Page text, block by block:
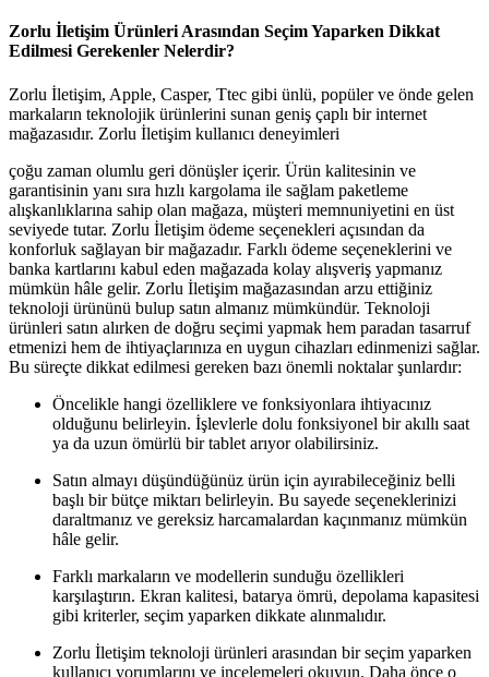
Zorlu İletişim Ürünleri Arasından Seçim Yaparken Dikkat
Edilmesi Gerekenler Nelerdir?
Zorlu İletişim, Apple, Casper, Ttec gibi ünlü, popüler ve önde gelen
markaların teknolojik ürünlerini sunan geniş çaplı bir internet
mağazasıdır. Zorlu İletişim kullanıcı deneyimleri
çoğu zaman olumlu geri dönüşler içerir. Ürün kalitesinin ve
garantisinin yanı sıra hızlı kargolama ile sağlam paketleme
alışkanlıklarına sahip olan mağaza, müşteri memnuniyetini en üst
seviyede tutar. Zorlu İletişim ödeme seçenekleri açısından da
konforluk sağlayan bir mağazadır. Farklı ödeme seçeneklerini ve
banka kartlarını kabul eden mağazada kolay alışveriş yapmanız
mümkün hâle gelir. Zorlu İletişim mağazasından arzu ettiğiniz
teknoloji ürününü bulup satın almanız mümkündür. Teknoloji
ürünleri satın alırken de doğru seçimi yapmak hem paradan tasarruf
etmenizi hem de ihtiyaçlarınıza en uygun cihazları edinmenizi sağlar.
Bu süreçte dikkat edilmesi gereken bazı önemli noktalar şunlardır:
Öncelikle hangi özelliklere ve fonksiyonlara ihtiyacınız
olduğunu belirleyin. İşlevlerle dolu fonksiyonel bir akıllı saat
ya da uzun ömürlü bir tablet arıyor olabilirsiniz.
Satın almayı düşündüğünüz ürün için ayırabileceğiniz belli
başlı bir bütçe miktarı belirleyin. Bu sayede seçeneklerinizi
daraltmanız ve gereksiz harcamalardan kaçınmanız mümkün
hâle gelir.
Farklı markaların ve modellerin sunduğu özellikleri
karşılaştırın. Ekran kalitesi, batarya ömrü, depolama kapasitesi
gibi kriterler, seçim yaparken dikkate alınmalıdır.
Zorlu İletişim teknoloji ürünleri arasından bir seçim yaparken
kullanıcı yorumlarını ve incelemeleri okuyun. Daha önce o